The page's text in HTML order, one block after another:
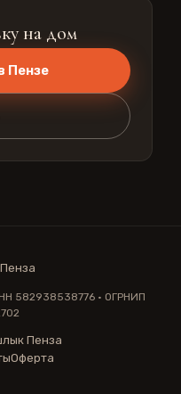
на дом
Пензе
582938538776 · ОГРНИП
Пенза
Оферта